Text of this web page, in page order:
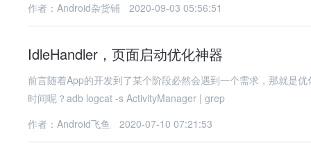
作者：Android杂货铺
2020-09-03 05:56:51
IdleHandler，页面启动优化神器
前言随着App的开发到了某个阶段必然会遇到一个需求，那就是
时间呢？adb logcat -s ActivityManager | grep
作者：Android飞鱼
2020-07-10 07:21:53